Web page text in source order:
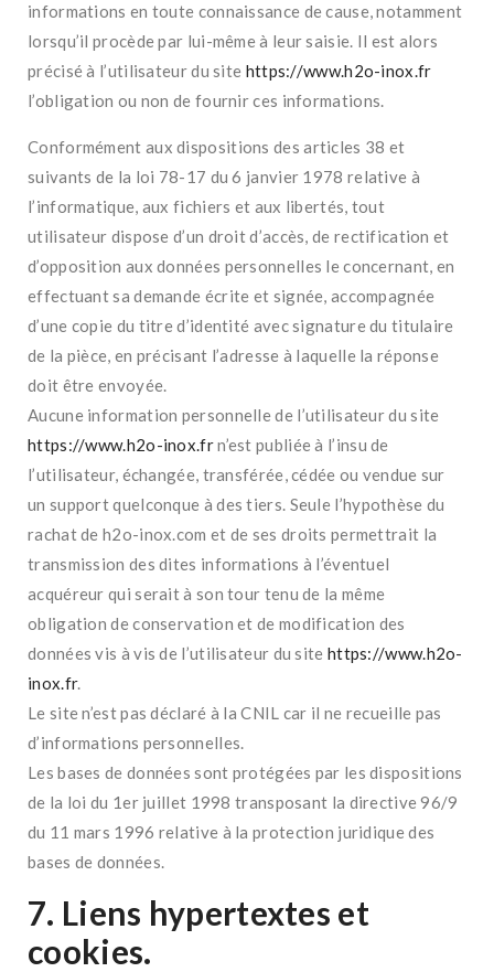
informations en toute connaissance de cause, notamment
lorsqu’il procède par lui-même à leur saisie. Il est alors
précisé à l’utilisateur du site https://www.h2o-inox.fr
l’obligation ou non de fournir ces informations.
Conformément aux dispositions des articles 38 et
suivants de la loi 78-17 du 6 janvier 1978 relative à
l’informatique, aux fichiers et aux libertés, tout
utilisateur dispose d’un droit d’accès, de rectification et
d’opposition aux données personnelles le concernant, en
effectuant sa demande écrite et signée, accompagnée
d’une copie du titre d’identité avec signature du titulaire
de la pièce, en précisant l’adresse à laquelle la réponse
doit être envoyée.
Aucune information personnelle de l’utilisateur du site
https://www.h2o-inox.frn’est publiée à l’insu de
l’utilisateur, échangée, transférée, cédée ou vendue sur
un support quelconque à des tiers. Seule l’hypothèse du
rachat de h2o-inox.com et de ses droits permettrait la
transmission des dites informations à l’éventuel
acquéreur qui serait à son tour tenu de la même
obligation de conservation et de modification des
données vis à vis de l’utilisateur du site https://www.h2o-
inox.fr.
Le site n’est pas déclaré à la CNIL car il ne recueille pas
d’informations personnelles.
Les bases de données sont protégées par les dispositions
de la loi du 1er juillet 1998 transposant la directive 96/9
du 11 mars 1996 relative à la protection juridique des
bases de données.
7. Liens hypertextes et
cookies.